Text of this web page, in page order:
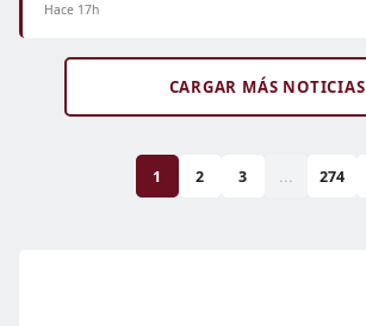
Hace 17h
CARGAR MÁS NOTICIAS
1 2 3 ... 274